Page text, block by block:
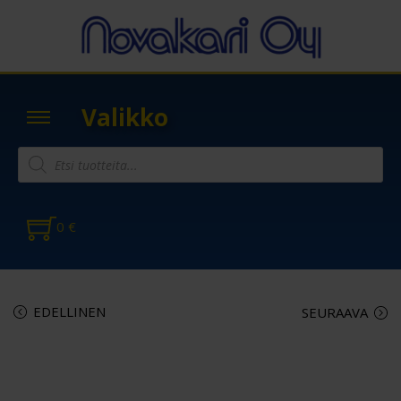
Valikko
0 €
EDELLINEN SEURAAVA